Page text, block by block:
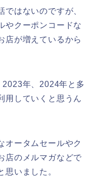
ではないのですが、
やクーポンコードな
店が増えているから
年、2024年と多
用していくと思うん
オータムセールやク
店のメルマガなどで
思いました。